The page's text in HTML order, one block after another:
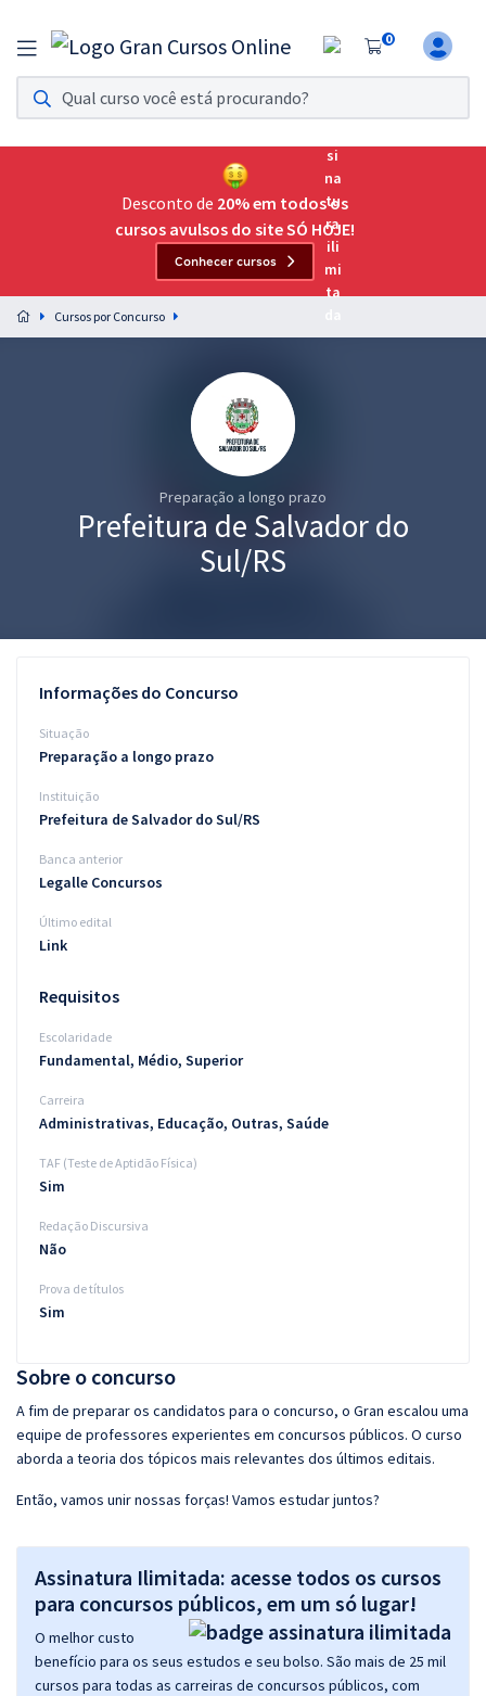
0
Assinatura Ilimitada 11
Acesso a todos os cursos. Teste grátis por 7 dias!
Assinatura OAB Até Passar
Acesso ilimitado a toda preparação para o Exame da
Preparação completa e intensiva para as principais
residências em saúde do Brasil
Conteúdo gratuito
Blog
Desconto de 20% em todos os
cursos avulsos do site SÓ HOJE!
Conhecer cursos
Cursos por Concurso
Preparação a longo prazo
Prefeitura de Salvador do
Sul/RS
Sobre o concurso
A fim de preparar os candidatos para o concurso, o Gran escalou uma
equipe de professores experientes em concursos públicos. O curso
aborda a teoria dos tópicos mais relevantes dos últimos editais.
Então, vamos unir nossas forças! Vamos estudar juntos?
Assinatura Ilimitada: acesse todos os cursos
para concursos públicos, em um só lugar!
O melhor custo
benefício para os seus estudos e seu bolso. São mais de 25 mil
cursos para todas as carreiras de concursos públicos, com
Informações do Concurso
Situação
Preparação a longo prazo
Instituição
Prefeitura de Salvador do Sul/RS
Banca anterior
Legalle Concursos
Último edital
Link
Requisitos
Escolaridade
Fundamental, Médio, Superior
Carreira
Administrativas, Educação, Outras, Saúde
TAF (Teste de Aptidão Física)
Sim
Redação Discursiva
Não
Prova de títulos
Sim